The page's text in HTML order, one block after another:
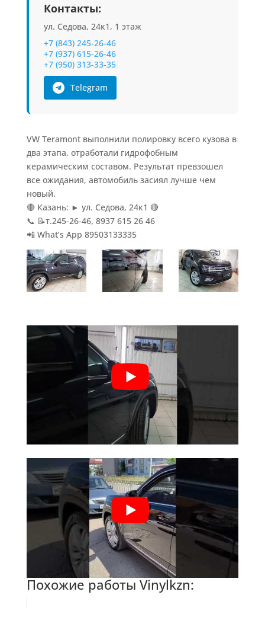
Контакты:
ул. Седова, 24к1, 1 этаж
+7 (843) 245-26-46
+7 (937) 615-26-46
+7 (950) 313-33-35
Telegram
VW Teramont выполнили полировку всего кузова в
два этапа, отработали гидрофобным
керамическим составом. Результат превзошел
все ожидания, автомобиль засиял лучше чем
новый.
🔴 Казань: ► ул. Седова, 24к1 🔴
📞 📝т.245-26-46, 8937 615 26 46
📲 What’s App 89503133335
Похожие работы Vinylkzn: